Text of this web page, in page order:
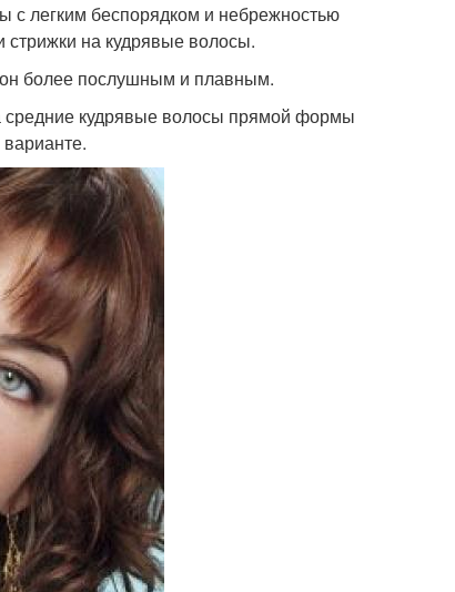
с легким беспорядком и небрежностью
стрижки на кудрявые волосы.
более послушным и плавным.
кудрявые волосы прямой формы